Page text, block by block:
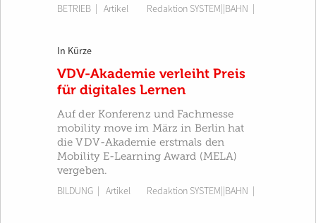
BETRIEB | Artikel Redaktion SYSTEM||BAHN
In Kürze
VDV-Akademie verleiht Preis
für digitales Lernen
Auf der Konferenz und Fachmesse
mobility move im März in Berlin hat
die VDV-Akademie erstmals den
Mobility E-Learning Award (MELA)
vergeben.
BILDUNG | Artikel Redaktion SYSTEM||BAHN